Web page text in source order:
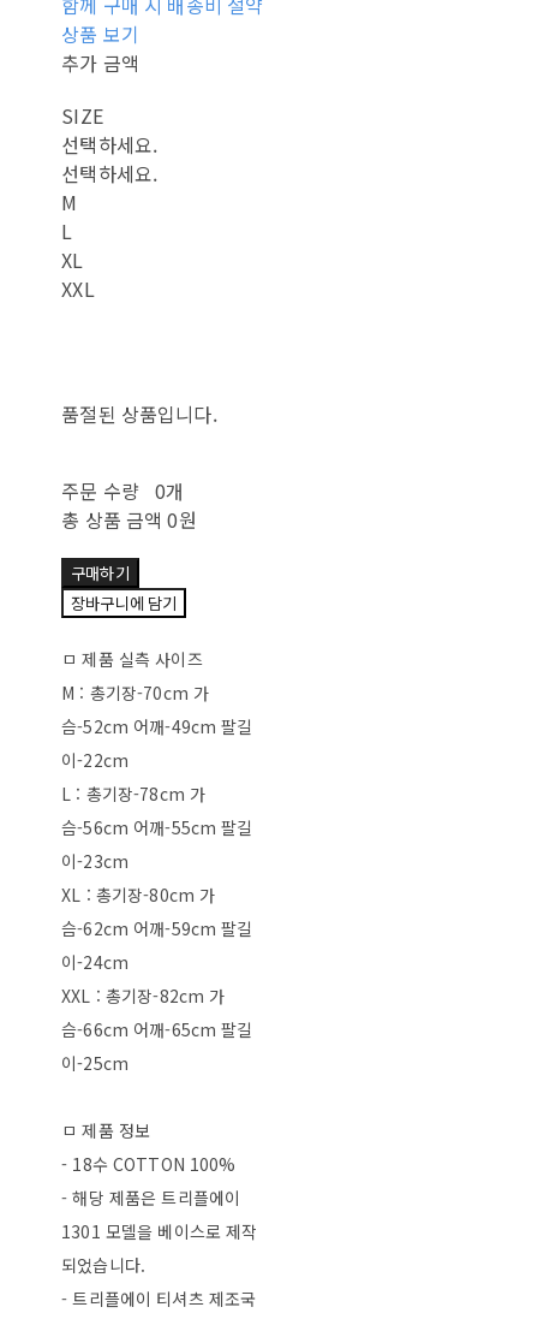
상품 보기
추가 금액
SIZE
선택하세요.
선택하세요.
M
L
XL
XXL
품절된 상품입니다.
주문 수량 0개
총 상품 금액 0원
구매하기
장바구니에 담기
ㅁ 제품 실측 사이즈
M : 총기장-70cm 가
슴-52cm 어깨-49cm 팔길
이-22cm
L : 총기장-78cm 가
슴-56cm 어깨-55cm 팔길
이-23cm
XL : 총기장-80cm 가
슴-62cm 어깨-59cm 팔길
이-24cm
XXL : 총기장-82cm 가
슴-66cm 어깨-65cm 팔길
이-25cm
ㅁ 제품 정보
- 18수 COTTON 100%
- 해당 제품은 트리플에이
1301 모델을 베이스로 제작
되었습니다.
- 트리플에이 티셔츠 제조국